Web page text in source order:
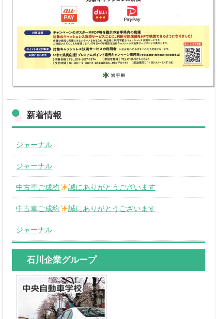
Q&A・お問合わせ
メールでのお問い合わせ
個人情報の取扱いについて
取扱商品
新着情報
ジャーナル
ジャーナル
中古車ご成約 誠にありがとうございます
中古車ご成約 誠にありがとうございます
ジャーナル
石川企業グループ